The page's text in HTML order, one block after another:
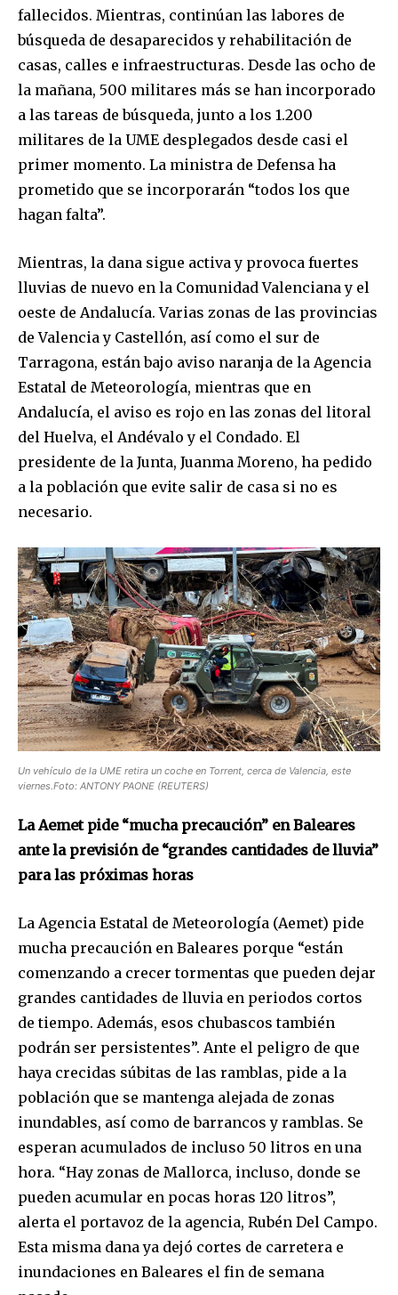
fallecidos. Mientras, continúan las labores de
búsqueda de desaparecidos y rehabilitación de
casas, calles e infraestructuras. Desde las ocho de
la mañana, 500 militares más se han incorporado
a las tareas de búsqueda, junto a los 1.200
militares de la UME desplegados desde casi el
primer momento. La ministra de Defensa ha
prometido que se incorporarán “todos los que
hagan falta”.
Mientras, la dana sigue activa y provoca fuertes
lluvias de nuevo en la Comunidad Valenciana y el
oeste de Andalucía. Varias zonas de las provincias
de Valencia y Castellón, así como el sur de
Tarragona, están bajo aviso naranja de la Agencia
Estatal de Meteorología, mientras que en
Andalucía, el aviso es rojo en las zonas del litoral
del Huelva, el Andévalo y el Condado. El
presidente de la Junta, Juanma Moreno, ha pedido
a la población que evite salir de casa si no es
necesario.
Un vehículo de la UME retira un coche en Torrent, cerca de Valencia, este
viernes.Foto: ANTONY PAONE (REUTERS)
La Aemet pide “mucha precaución” en Baleares
ante la previsión de “grandes cantidades de lluvia”
para las próximas horas
La Agencia Estatal de Meteorología (Aemet) pide
mucha precaución en Baleares porque “están
comenzando a crecer tormentas que pueden dejar
grandes cantidades de lluvia en periodos cortos
de tiempo. Además, esos chubascos también
podrán ser persistentes”. Ante el peligro de que
haya crecidas súbitas de las ramblas, pide a la
población que se mantenga alejada de zonas
inundables, así como de barrancos y ramblas. Se
esperan acumulados de incluso 50 litros en una
hora. “Hay zonas de Mallorca, incluso, donde se
pueden acumular en pocas horas 120 litros”,
alerta el portavoz de la agencia, Rubén Del Campo.
Esta misma dana ya dejó cortes de carretera e
inundaciones en Baleares el fin de semana